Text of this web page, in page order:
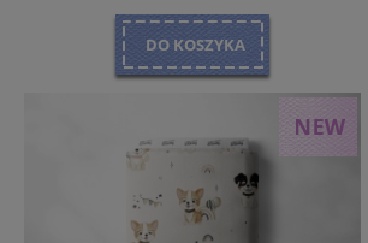
DO KOSZYKA